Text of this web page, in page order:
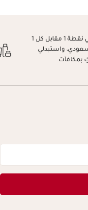
اكسبِي نقطة 1 مقابل كل 1
واستبدلي
بمكافآت